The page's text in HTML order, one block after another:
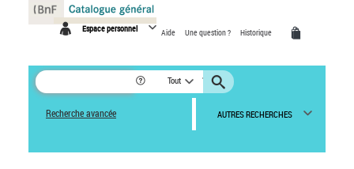
Espace personnel Aide Une question ? Historique
Tout
Recherche avancée AUTRES RECHERCHES
Panneau de gestion des cookies